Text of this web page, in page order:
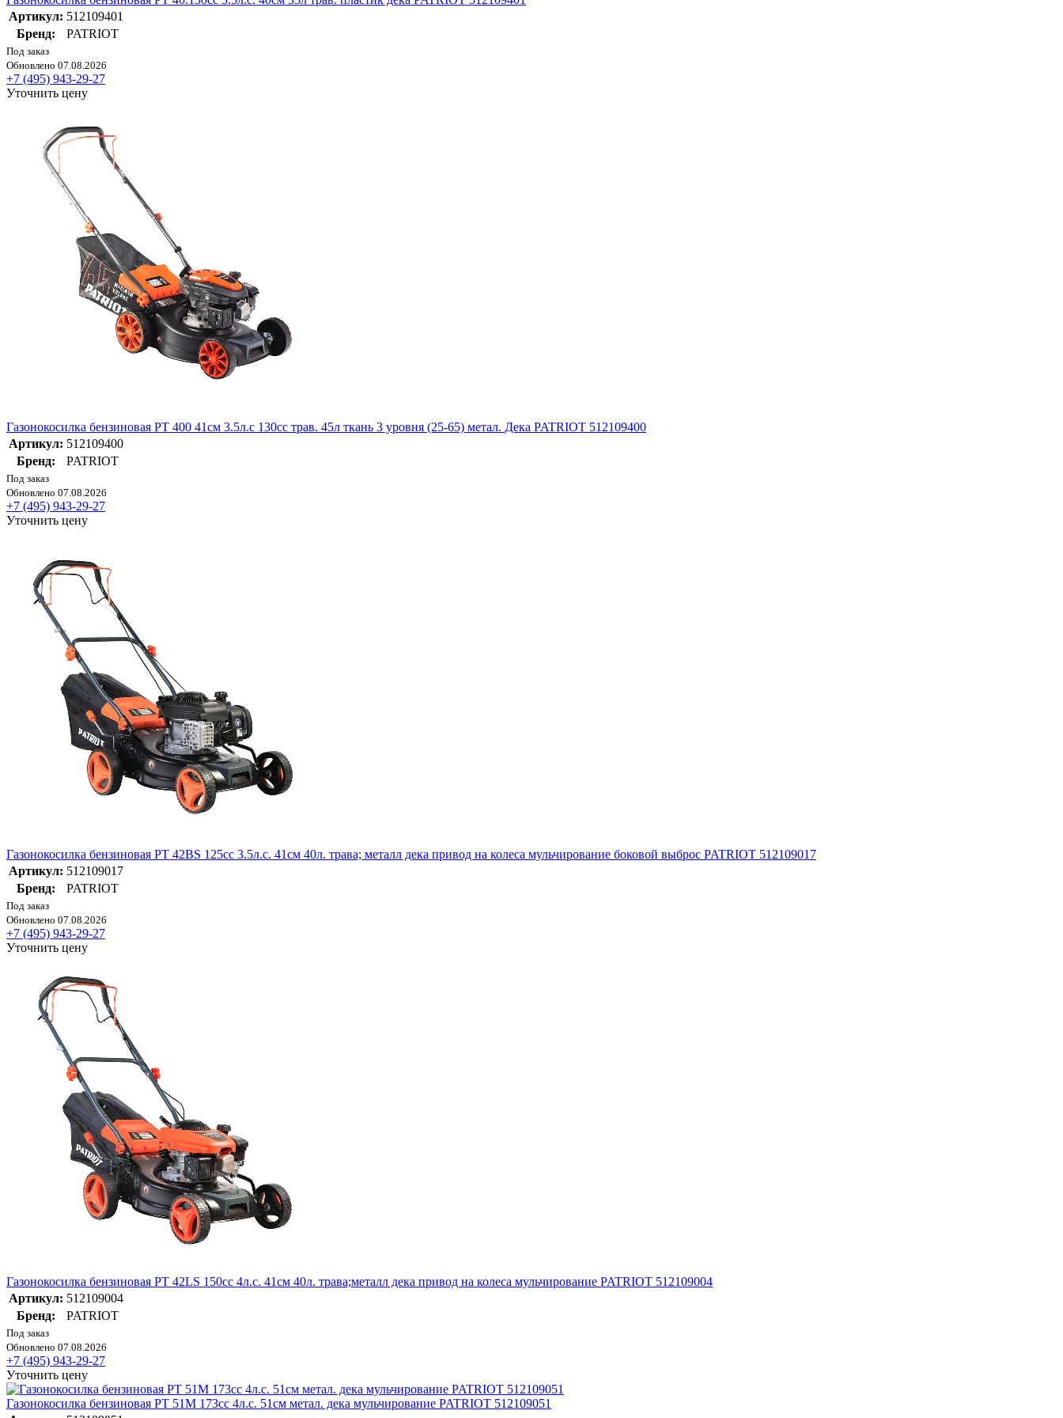
Артикул: 512109401
Бренд:
PATRIOT
Под заказ
Обновлено 07.08.2026
+7 (495) 943-29-27
Уточнить цену
Газонокосилка бензиновая PT 400 41см 3.5л.с 130сс трав. 45л ткань 3 уровня (25-65) метал. Дека PATRIOT 512109400
Артикул: 512109400
Бренд:
PATRIOT
Под заказ
Обновлено 07.08.2026
+7 (495) 943-29-27
Уточнить цену
Газонокосилка бензиновая PT 42BS 125сс 3.5л.с. 41см 40л. трава; металл дека привод на колеса мульчирование боковой выброс PATRIOT 512109017
Артикул: 512109017
Бренд:
PATRIOT
Под заказ
Обновлено 07.08.2026
+7 (495) 943-29-27
Уточнить цену
Газонокосилка бензиновая PT 42LS 150сс 4л.с. 41см 40л. трава;металл дека привод на колеса мульчирование PATRIOT 512109004
Артикул: 512109004
Бренд:
PATRIOT
Под заказ
Обновлено 07.08.2026
+7 (495) 943-29-27
Уточнить цену
Газонокосилка бензиновая PT 51M 173сс 4л.с. 51см метал. дека мульчирование PATRIOT 512109051